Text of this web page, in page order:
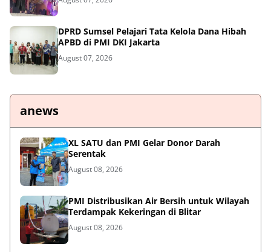
DPRD Sumsel Pelajari Tata Kelola Dana Hibah
APBD di PMI DKI Jakarta
August 07, 2026
anews
XL SATU dan PMI Gelar Donor Darah
Serentak
August 08, 2026
PMI Distribusikan Air Bersih untuk Wilayah
Terdampak Kekeringan di Blitar
August 08, 2026